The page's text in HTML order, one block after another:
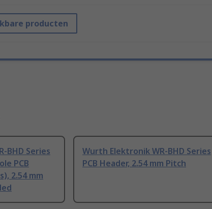
producten
BHD Series
PCB
2.54 mm
Wurth Elektronik WR-BHD Series
PCB Header, 2.54 mm Pitch